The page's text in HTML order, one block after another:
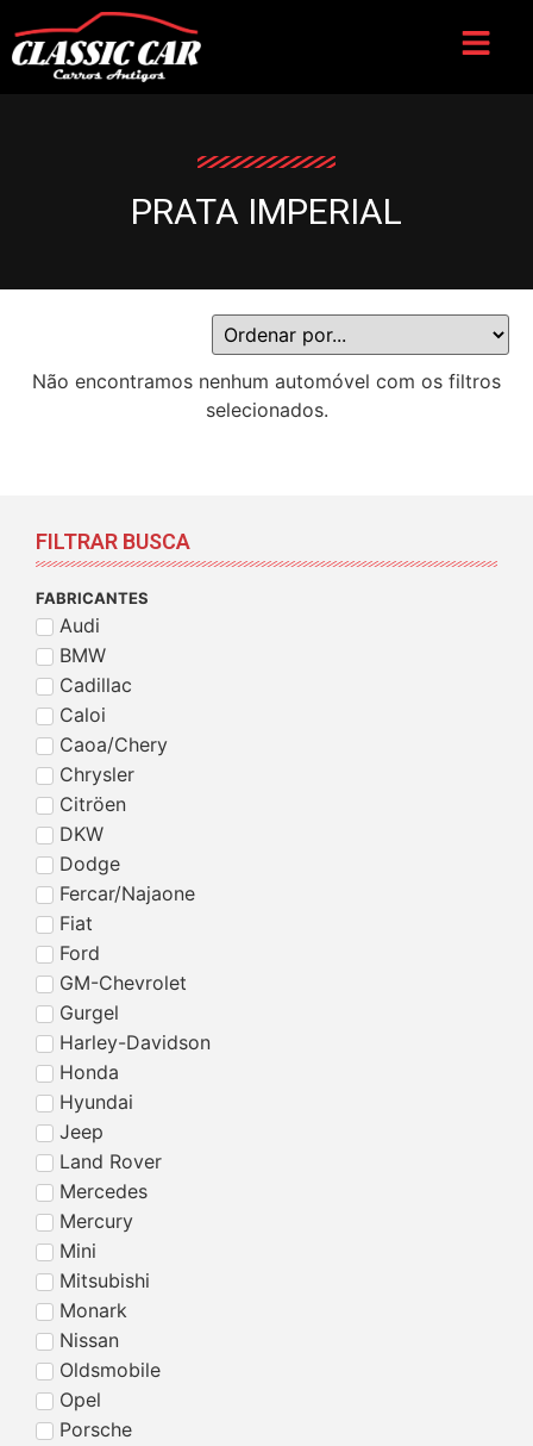
PRATA IMPERIAL
FILTRAR BUSCA
FABRICANTES
Audi
BMW
Cadillac
Caloi
Caoa/Chery
Chrysler
Citröen
DKW
Dodge
Fercar/Najaone
Fiat
Ford
GM-Chevrolet
Gurgel
Harley-Davidson
Honda
Hyundai
Jeep
Land Rover
Mercedes
Mercury
Mini
Mitsubishi
Monark
Nissan
Oldsmobile
Opel
Porsche
Não encontramos nenhum automóvel com os filtros
selecionados.